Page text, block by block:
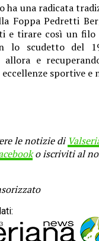
ha una radicata
Foppa Pedretti
e tirare così un
lo scudetto del
allora e
sportive e
le notizie di
o iscriviti al